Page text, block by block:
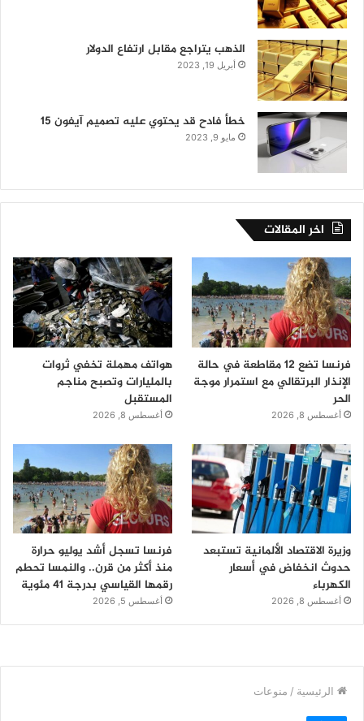
الذهب يتراجع مقابل ارتفاع الدولار
أبريل 19, 2023
خطأ فادح قد يحتوي عليه تصميم آيفون 15
مايو 9, 2023
اخر المقالات
فرنسا تضع 12 مقاطعة في حالة
الإنذار البرتقالي مع استمرار موجة
الحر
أغسطس 8, 2026
هواتف مهملة تخفي ثروات
بالمليارات وتصبح مناجم
المستقبل
أغسطس 8, 2026
وزيرة الاقتصاد الألمانية تستبعد
حدوث انخفاض في أسعار
الكهرباء
أغسطس 8, 2026
فرنسا تسجل أشد يوليو حرارة
منذ أكثر من قرن.. والنمسا تحطم
رقمها القياسي بدرجة 41 مئوية
أغسطس 5, 2026